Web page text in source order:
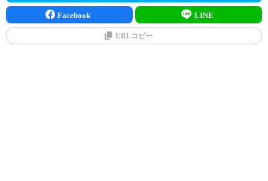
Facebook LINE
URLコピー